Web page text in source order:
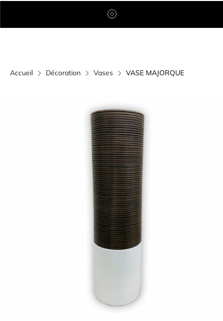
Accueil Décoration Vases VASE MAJORQUE